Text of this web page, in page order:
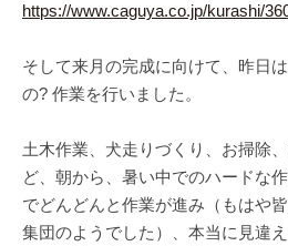
https://www.caguya.co.jp/kurashi/
そして来月の完成に向けて、昨日
の? 作業を行いました。
土木作業、犬走りづくり、お掃除
ど、朝から、暑い中でのハードな
でどんどんと作業が進み（もはや
集団のようでした）、本当に見違